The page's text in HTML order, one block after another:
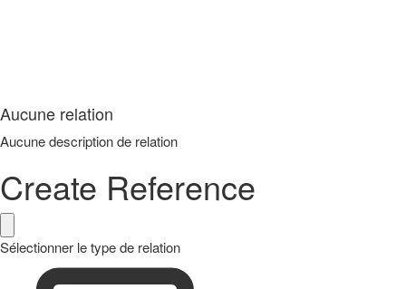
Aucune relation
Aucune description de relation
Create Reference
Sélectionner le type de relation